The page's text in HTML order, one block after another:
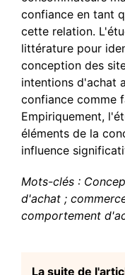
confiance en tant
cette relation.
littérature pour
conception des
intentions d'achat
confiance comme
Empiriquement,
éléments de la
influence
Mots-clés :
d'achat ;
comportement
La suite de